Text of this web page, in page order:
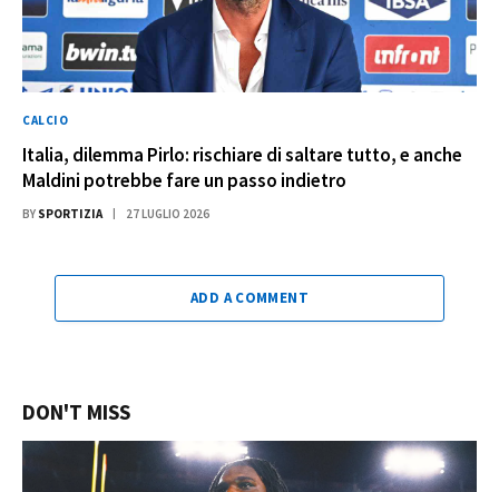
CALCIO
Italia, dilemma Pirlo: rischiare di saltare tutto, e anche
Maldini potrebbe fare un passo indietro
BY SPORTIZIA 27 LUGLIO 2026
ADD A COMMENT
DON'T MISS